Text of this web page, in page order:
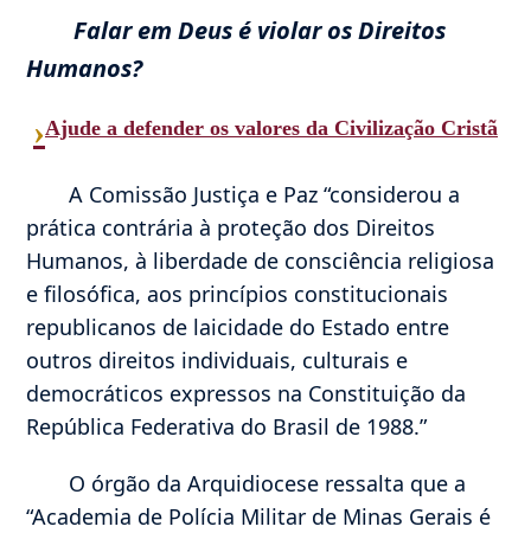
Falar em Deus é violar os Direitos
Humanos?
›Ajude a defender os valores da Civilização Cristã
A Comissão Justiça e Paz “considerou a
prática contrária à proteção dos Direitos
Humanos, à liberdade de consciência religiosa
e filosófica, aos princípios constitucionais
republicanos de laicidade do Estado entre
outros direitos individuais, culturais e
democráticos expressos na Constituição da
República Federativa do Brasil de 1988.”
O órgão da Arquidiocese ressalta que a
“Academia de Polícia Militar de Minas Gerais é